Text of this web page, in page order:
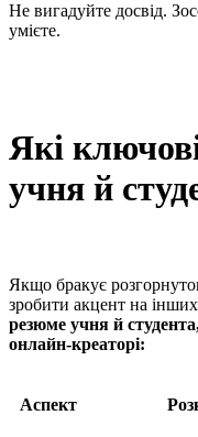
Не вигадуйте досвід.
умієте.
Які
учня й
Якщо бракує
зробити акцент на
резюме учня й
онлайн‑креаторі:
Аспект